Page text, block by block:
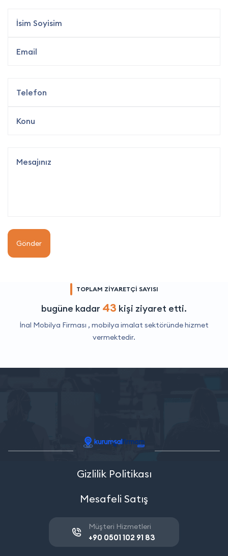
Gönder
TOPLAM ZİYARETÇİ SAYISI
bugüne kadar 43 kişi ziyaret etti.
İnal Mobilya Firması , mobilya imalat sektöründe hizmet
vermektedir.
Gizlilik Politikası
Mesafeli Satış
Müşteri Hizmetleri
+90 0501 102 91 83